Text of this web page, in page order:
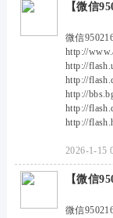
【微信
微信
http://
http://
http://
http://
http://
http://
2026-1-15
【微信
微信